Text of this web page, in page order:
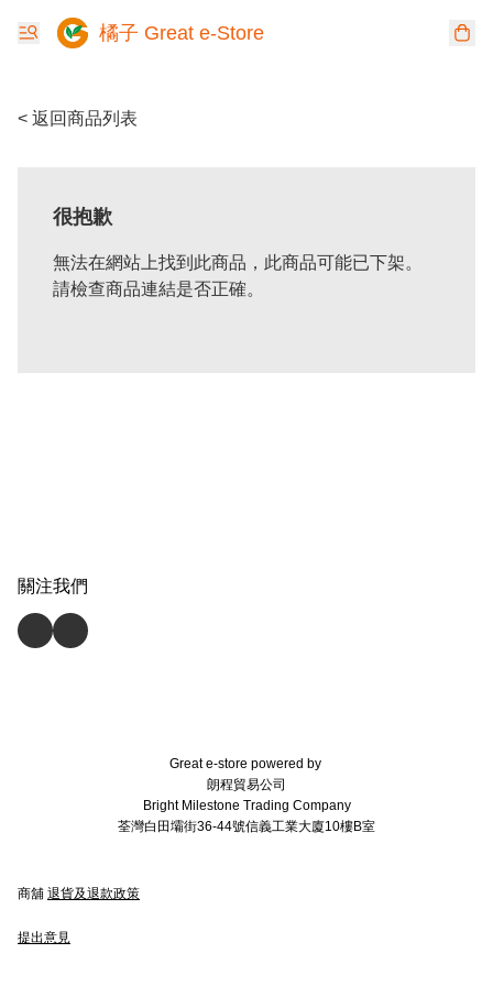
橘子 Great e-Store
< 返回商品列表
很抱歉
無法在網站上找到此商品，此商品可能已下架。
請檢查商品連結是否正確。
關注我們
Great e-store powered by
朗程貿易公司
Bright Milestone Trading Company
荃灣白田壩街36-44號信義工業大廈10樓B室
商舖 退貨及退款政策
提出意見